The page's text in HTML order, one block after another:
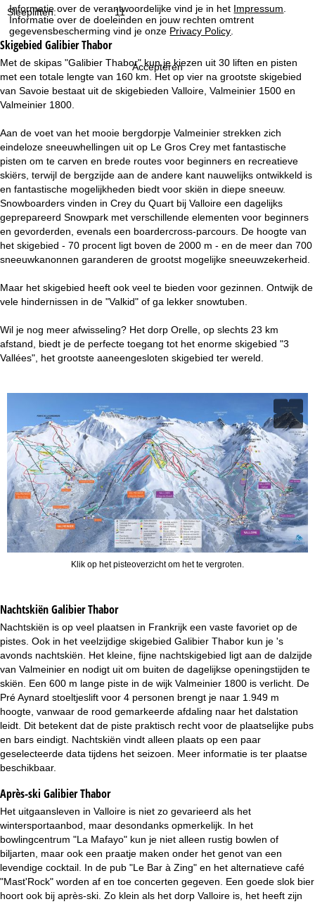
Informatie over de verantwoordelijke vind je in het Impressum.
Informatie over de doeleinden en jouw rechten omtrent
gegevensbescherming vind je onze Privacy Policy.
Accepteren
a
Sleepliften: 11
Skigebied Galibier Thabor
Met de skipas "Galibier Thabor" kun je kiezen uit 30 liften en pisten
met een totale lengte van 160 km. Het op vier na grootste skigebied
van Savoie bestaat uit de skigebieden Valloire, Valmeinier 1500 en
Valmeinier 1800.
Aan de voet van het mooie bergdorpje Valmeinier strekken zich
eindeloze sneeuwhellingen uit op Le Gros Crey met fantastische
pisten om te carven en brede routes voor beginners en recreatieve
skiërs, terwijl de bergzijde aan de andere kant nauwelijks ontwikkeld is
en fantastische mogelijkheden biedt voor skiën in diepe sneeuw.
Snowboarders vinden in Crey du Quart bij Valloire een dagelijks
geprepareerd Snowpark met verschillende elementen voor beginners
en gevorderden, evenals een boardercross-parcours. De hoogte van
het skigebied - 70 procent ligt boven de 2000 m - en de meer dan 700
sneeuwkanonnen garanderen de grootst mogelijke sneeuwzekerheid.
Maar het skigebied heeft ook veel te bieden voor gezinnen. Ontwijk de
vele hindernissen in de "Valkid" of ga lekker snowtuben.
Wil je nog meer afwisseling? Het dorp Orelle, op slechts 23 km
afstand, biedt je de perfecte toegang tot het enorme skigebied "3
Vallées", het grootste aaneengesloten skigebied ter wereld.
Klik op het pisteoverzicht om het te vergroten.
NachtskiënGalibier Thabor
Nachtskiën is op veel plaatsen in Frankrijk een vaste favoriet op de
pistes. Ook in het veelzijdige skigebied Galibier Thabor kun je 's
avonds nachtskiën. Het kleine, fijne nachtskigebied ligt aan de dalzijde
van Valmeinier en nodigt uit om buiten de dagelijkse openingstijden te
skiën. Een 600 m lange piste in de wijk Valmeinier 1800 is verlicht. De
Pré Aynard stoeltjeslift voor 4 personen brengt je naar 1.949 m
hoogte, vanwaar de rood gemarkeerde afdaling naar het dalstation
leidt. Dit betekent dat de piste praktisch recht voor de plaatselijke pubs
en bars eindigt. Nachtskiën vindt alleen plaats op een paar
geselecteerde data tijdens het seizoen. Meer informatie is ter plaatse
beschikbaar.
Après-ski Galibier Thabor
Het uitgaansleven in Valloire is niet zo gevarieerd als het
wintersportaanbod, maar desondanks opmerkelijk. In het
bowlingcentrum "La Mafayo" kun je niet alleen rustig bowlen of
biljarten, maar ook een praatje maken onder het genot van een
levendige cocktail. In de pub "Le Bar à Zing" en het alternatieve café
"Mast'Rock" worden af en toe concerten gegeven. Een goede slok bier
hoort ook bij après-ski. Zo klein als het dorp Valloire is, het heeft zijn